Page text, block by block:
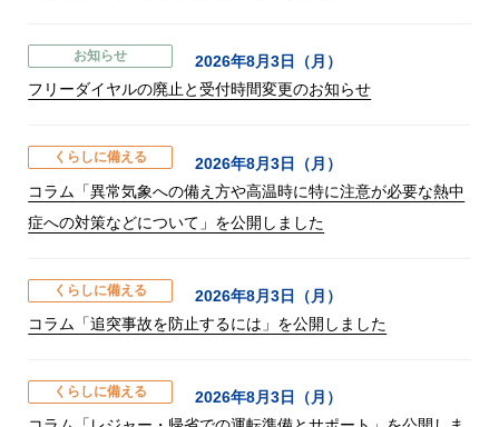
お知らせ
2026年8月3日（月）
フリーダイヤルの廃止と受付時間変更のお知らせ
くらしに備える
2026年8月3日（月）
コラム「異常気象への備え方や高温時に特に注意が必要な熱中
症への対策などについて」を公開しました
くらしに備える
2026年8月3日（月）
コラム「追突事故を防止するには」を公開しました
くらしに備える
2026年8月3日（月）